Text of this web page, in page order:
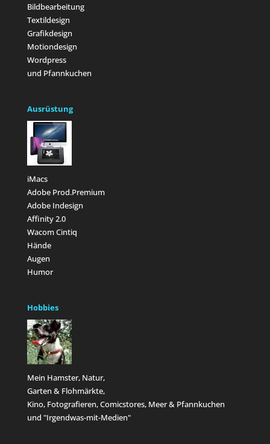
Bildbearbeitung
Textildesign
Grafikdesign
Motiondesign
Wordpress
und Pfannkuchen
Ausrüstung
iMacs
Adobe Prod.Premium
Adobe Indesign
Affinity 2.0
Wacom Cintiq
Hände
Augen
Humor
Hobbies
Mein Hamster, Natur,
Garten & Flohmärkte,
Kino, Fotografieren, Comicstores, Meer & Pfannkuchen
und "Irgendwas-mit-Medien"